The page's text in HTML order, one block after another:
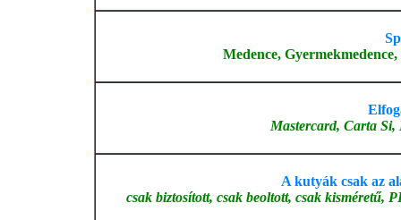
Medence,
Mastercard, Carta Si,
A kutyák csak az
csak biztosított, csak beoltott, csak